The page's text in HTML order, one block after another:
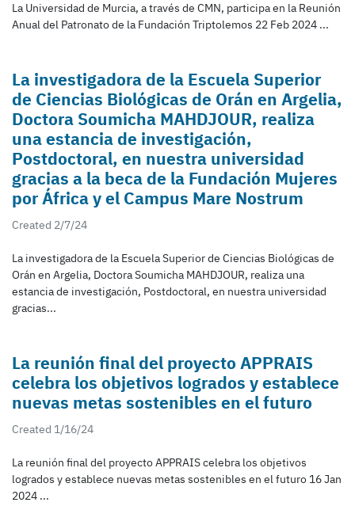
La Universidad de Murcia, a través de CMN, participa en la Reunión
Anual del Patronato de la Fundación Triptolemos 22 Feb 2024 ...
La investigadora de la Escuela Superior
de Ciencias Biológicas de Orán en Argelia,
Doctora Soumicha MAHDJOUR, realiza
una estancia de investigación,
Postdoctoral, en nuestra universidad
gracias a la beca de la Fundación Mujeres
por África y el Campus Mare Nostrum
Created 2/7/24
La investigadora de la Escuela Superior de Ciencias Biológicas de
Orán en Argelia, Doctora Soumicha MAHDJOUR, realiza una
estancia de investigación, Postdoctoral, en nuestra universidad
gracias...
La reunión final del proyecto APPRAIS
celebra los objetivos logrados y establece
nuevas metas sostenibles en el futuro
Created 1/16/24
La reunión final del proyecto APPRAIS celebra los objetivos
logrados y establece nuevas metas sostenibles en el futuro 16 Jan
2024 ...